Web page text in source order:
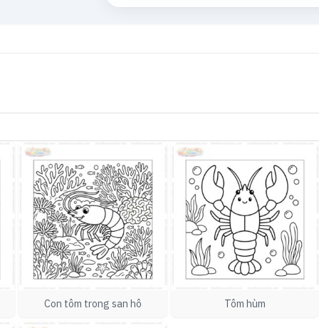
Con tôm trong san hô Tôm hùm